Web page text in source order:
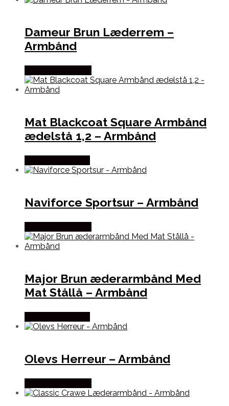
Dameur Brun Læderrem –
Armbånd
Mat Blackcoat Square Armbånd
ædelstå 1,2 – Armbånd
Naviforce Sportsur – Armbånd
Major Brun æderarmbånd Med
Mat Stållå – Armbånd
Olevs Herreur – Armbånd